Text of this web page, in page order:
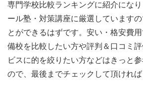
専門学校比較ランキングに紹介にな
ール塾・対策講座に厳選しています
とができるはずです。安い・格安費
備校を比較したい方や評判＆口コミ
ビスに的を絞りたい方などはきっと
ので、最後までチェックして頂ければ